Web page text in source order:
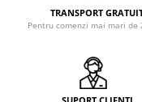
TRANSPORT
Pentru comenzi mai mari de